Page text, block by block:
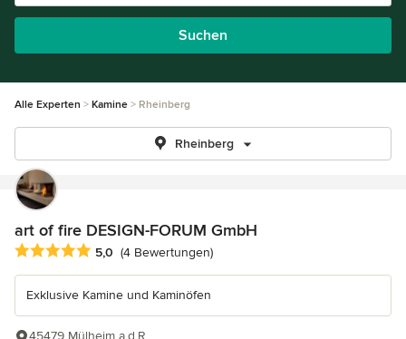
Suchen
Alle Experten Kamine Rheinberg
Rheinberg
art of fire DESIGN-FORUM GmbH
Durchschnittliche Bewertung: 5 von 5 Sternen
5,0 (4 Bewertungen)
Exklusive Kamine und Kaminöfen